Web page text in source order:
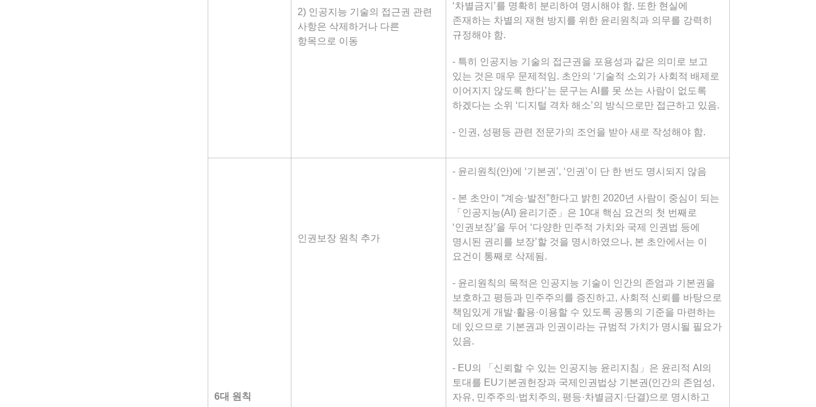
2) 인공지능 기술의 접근권 관련
사항은 삭제하거나 다른
항목으로 이동
‘차별금지’를 명확히 분리하여 명시해야 함. 또한 현실에
존재하는 차별의 재현 방지를 위한 윤리원칙과 의무를 강력히
규정해야 함.
- 특히 인공지능 기술의 접근권을 포용성과 같은 의미로 보고
있는 것은 매우 문제적임. 초안의 ‘기술적 소외가 사회적 배제로
이어지지 않도록 한다’는 문구는 AI를 못 쓰는 사람이 없도록
하겠다는 소위 ‘디지털 격차 해소’의 방식으로만 접근하고 있음.
- 인권, 성평등 관련 전문가의 조언을 받아 새로 작성해야 함.
6대 원칙
인권보장 원칙 추가
- 윤리원칙(안)에 ‘기본권’, ‘인권’이 단 한 번도 명시되지 않음
- 본 초안이 “계승·발전”한다고 밝힌 2020년 사람이 중심이 되는
「인공지능(AI) 윤리기준」은 10대 핵심 요건의 첫 번째로
‘인권보장’을 두어 ‘다양한 민주적 가치와 국제 인권법 등에
명시된 권리를 보장’할 것을 명시하였으나, 본 초안에서는 이
요건이 통째로 삭제됨.
- 윤리원칙의 목적은 인공지능 기술이 인간의 존엄과 기본권을
보호하고 평등과 민주주의를 증진하고, 사회적 신뢰를 바탕으로
책임있게 개발·활용·이용할 수 있도록 공통의 기준을 마련하는
데 있으므로 기본권과 인권이라는 규범적 가치가 명시될 필요가
있음.
- EU의 「신뢰할 수 있는 인공지능 윤리지침」은 윤리적 AI의
토대를 EU기본권헌장과 국제인권법상 기본권(인간의 존엄성,
자유, 민주주의·법치주의, 평등·차별금지·단결)으로 명시하고